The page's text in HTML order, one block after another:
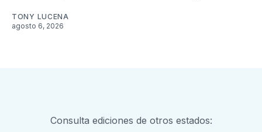
TONY LUCENA
agosto 6, 2026
Consulta ediciones de otros estados: